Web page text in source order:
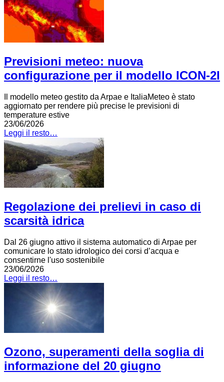
Previsioni meteo: nuova
configurazione per il modello ICON-2I
Il modello meteo gestito da Arpae e ItaliaMeteo è stato
aggiornato per rendere più precise le previsioni di
temperature estive
23/06/2026
Leggi il resto…
Regolazione dei prelievi in caso di
scarsità idrica
Dal 26 giugno attivo il sistema automatico di Arpae per
comunicare lo stato idrologico dei corsi d’acqua e
consentirne l'uso sostenibile
23/06/2026
Leggi il resto…
Ozono, superamenti della soglia di
informazione del 20 giugno